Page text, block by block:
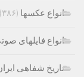
انواع عکسها (۳۸۶)
انواع فایلهای
تاریخ شفاهی